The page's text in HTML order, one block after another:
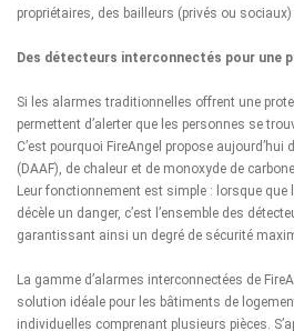
propriétaires, des bailleurs (privés ou
Des détecteurs interconnectés pour une
Si les alarmes traditionnelles offrent une
permettent d’alerter que les personnes se
C’est pourquoi FireAngel propose
(DAAF), de chaleur et de monoxyde de
Leur fonctionnement est simple : lorsque que
décèle un danger, c’est l’ensemble des
garantissant ainsi un degré de sécurité
La gamme d’alarmes interconnectées de
solution idéale pour les bâtiments de
individuelles comprenant plusieurs pièces.